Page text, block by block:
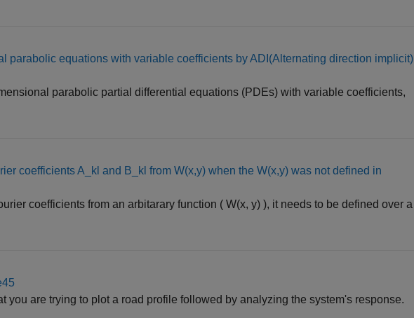
parabolic equations with variable coefficients by ADI(Alternating direction implicit)
parabolic partial differential equations (PDEs) with variable coefficients,
coefficients A_kl and B_kl from W(x,y) when the W(x,y) was not defined in
coefficients from an arbitarary function ( W(x, y) ), it needs to be defined over a
you are trying to plot a road profile followed by analyzing the system's response.